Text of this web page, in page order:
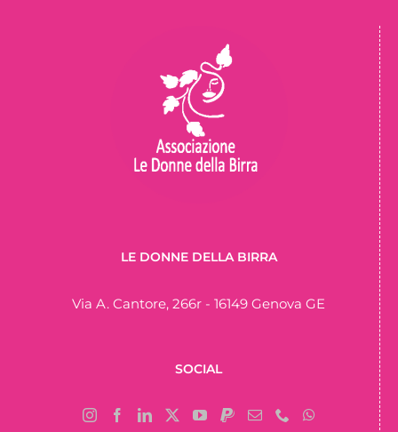
LE DONNE DELLA BIRRA
Via A. Cantore, 266r - 16149 Genova GE
SOCIAL